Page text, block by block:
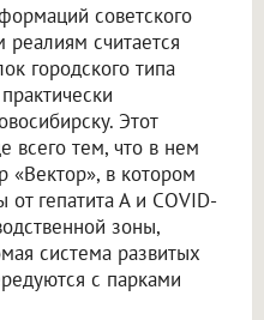
советского
считается
городского типа
Этот
всего тем, что в нем
«Вектор», в котором
гепатита А и COVID-
зоны,
система развитых
с парками